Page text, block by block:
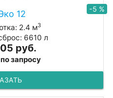
-5 %
2.4 м3
6610 л
руб.
запросу